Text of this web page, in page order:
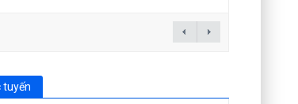
tuyến